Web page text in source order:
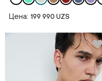
Цена: 199 990 UZS